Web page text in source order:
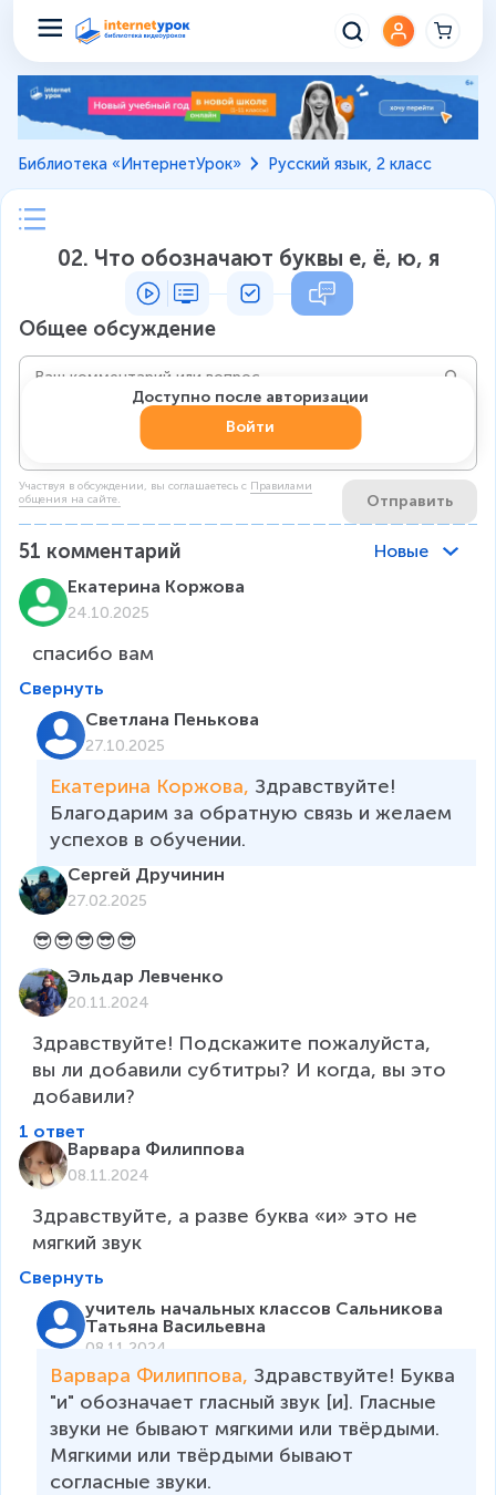
Библиотека «ИнтернетУрок» Русский язык, 2 класс
02. Что обозначают буквы е, ё, ю, я
Общее обсуждение
Участвуя в обсуждении, вы соглашаетесь c Правилами
общения на сайте.
Отправить
Доступно после авторизации
Войти
51 комментарий
Новые
Екатерина Коржова
24.10.2025
спасибо вам
Свернуть
Светлана Пенькова
27.10.2025
Екатерина Коржова, Здравствуйте!
Благодарим за обратную связь и желаем
успехов в обучении.
Сергей Дручинин
27.02.2025
😎😎😎😎😎
Эльдар Левченко
20.11.2024
Здравствуйте! Подскажите пожалуйста,
вы ли добавили субтитры? И когда, вы это
добавили?
1 ответ
Варвара Филиппова
08.11.2024
Здравствуйте, а разве буква «и» это не
мягкий звук
Свернуть
учитель начальных классов Сальникова
Татьяна Васильевна
08.11.2024
Варвара Филиппова, Здравствуйте! Буква
"и" обозначает гласный звук [и]. Гласные
звуки не бывают мягкими или твёрдыми.
Мягкими или твёрдыми бывают
согласные звуки.